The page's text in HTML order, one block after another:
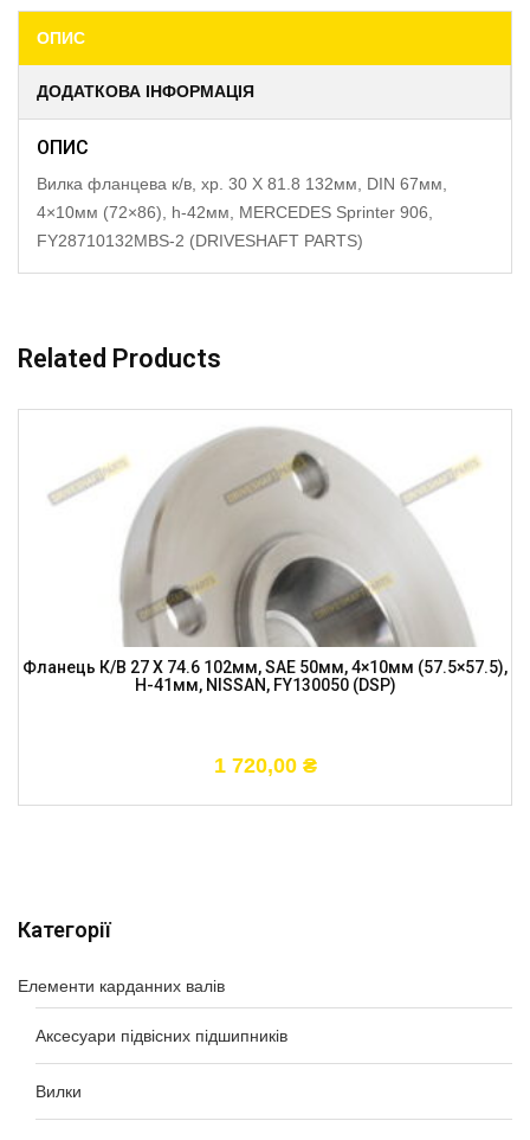
Категорії
Елементи карданних валів
Аксесуари підвісних підшипників
Вилки
ОПИС
ДОДАТКОВА ІНФОРМАЦІЯ
ОПИС
Вилка фланцева к/в, хр. 30 X 81.8 132мм, DIN 67мм,
4×10мм (72×86), h-42мм, MERCEDES Sprinter 906,
FY28710132MBS-2 (DRIVESHAFT PARTS)
Related Products
Фланець К/в 27 X 74.6 102мм, SAE 50мм, 4×10мм (57.5×57.5),
H-41мм, NISSAN, FY130050 (DSP)
1 720,00 ₴